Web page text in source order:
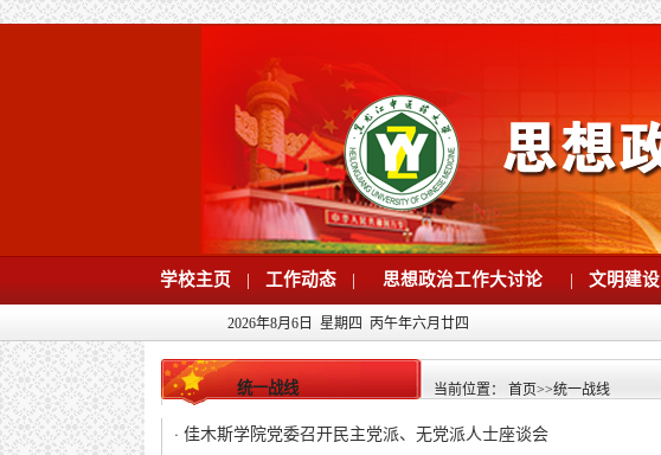
学校主页 | 工作动态 | 思想政治工作大讨论 | 文明建设
2026年8月6日 星期四 丙午年六月廿四
统一战线 当前位置： 首页>>统一战线
· 佳木斯学院党委召开民主党派、无党派人士座谈会